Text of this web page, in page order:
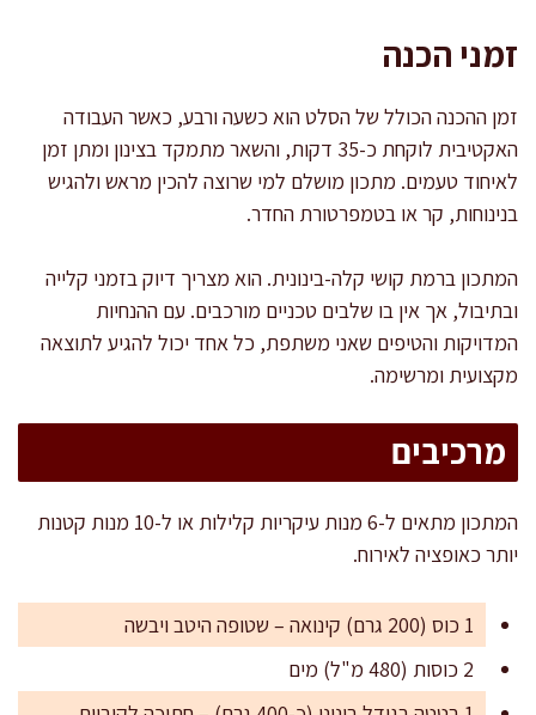
זמני הכנה
זמן ההכנה הכולל של הסלט הוא כשעה ורבע, כאשר העבודה
האקטיבית לוקחת כ-35 דקות, והשאר מתמקד בצינון ומתן זמן
לאיחוד טעמים. מתכון מושלם למי שרוצה להכין מראש ולהגיש
בנינוחות, קר או בטמפרטורת החדר.
המתכון ברמת קושי קלה-בינונית. הוא מצריך דיוק בזמני קלייה
ובתיבול, אך אין בו שלבים טכניים מורכבים. עם ההנחיות
המדויקות והטיפים שאני משתפת, כל אחד יכול להגיע לתוצאה
מקצועית ומרשימה.
מרכיבים
המתכון מתאים ל-6 מנות עיקריות קלילות או ל-10 מנות קטנות
יותר כאופציה לאירוח.
1 כוס (200 גרם) קינואה – שטופה היטב ויבשה
2 כוסות (480 מ"ל) מים